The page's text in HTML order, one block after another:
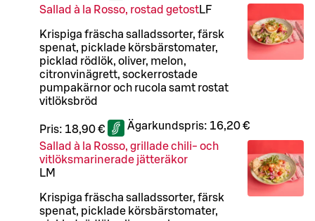
Sallad à la Rosso, rostad getostLF
Krispiga fräscha salladssorter, färsk
spenat, picklade körsbärstomater,
picklad rödlök, oliver, melon,
citronvinägrett, sockerrostade
pumpakärnor och rucola samt rostat
vitlöksbröd
Pris: 18,90 € Ägarkundspris: 16,20 €
Sallad à la Rosso, grillade chili- och
vitlöksmarinerade jätteräkor
LM
Krispiga fräscha salladssorter, färsk
spenat, picklade körsbärstomater,